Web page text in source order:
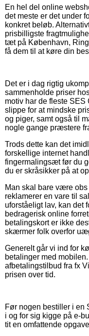
En hel del online
det meste er det under
konkret beløb.
prisbilligste
tæt på København,
få dem til at køre din
Det er i dag rigtig
sammenholde priser
motiv har de fleste
slippe for at mindske
og piger, samt også til
nogle gange præstere
Trods dette kan det
forskellige internet
fingermalingsæt før du
du er skråsikker på at
Man skal bare være
reklamerer en vare til
uforståeligt lav, kan det
bedragerisk online
betalingskort er ikke
skærmer folk overfor
Generelt går vi ind for
betalinger med
afbetalingstilbud fra fx
prisen over tid.
Før nogen bestiller i en
i og for sig kigge på e-
tit en omfattende